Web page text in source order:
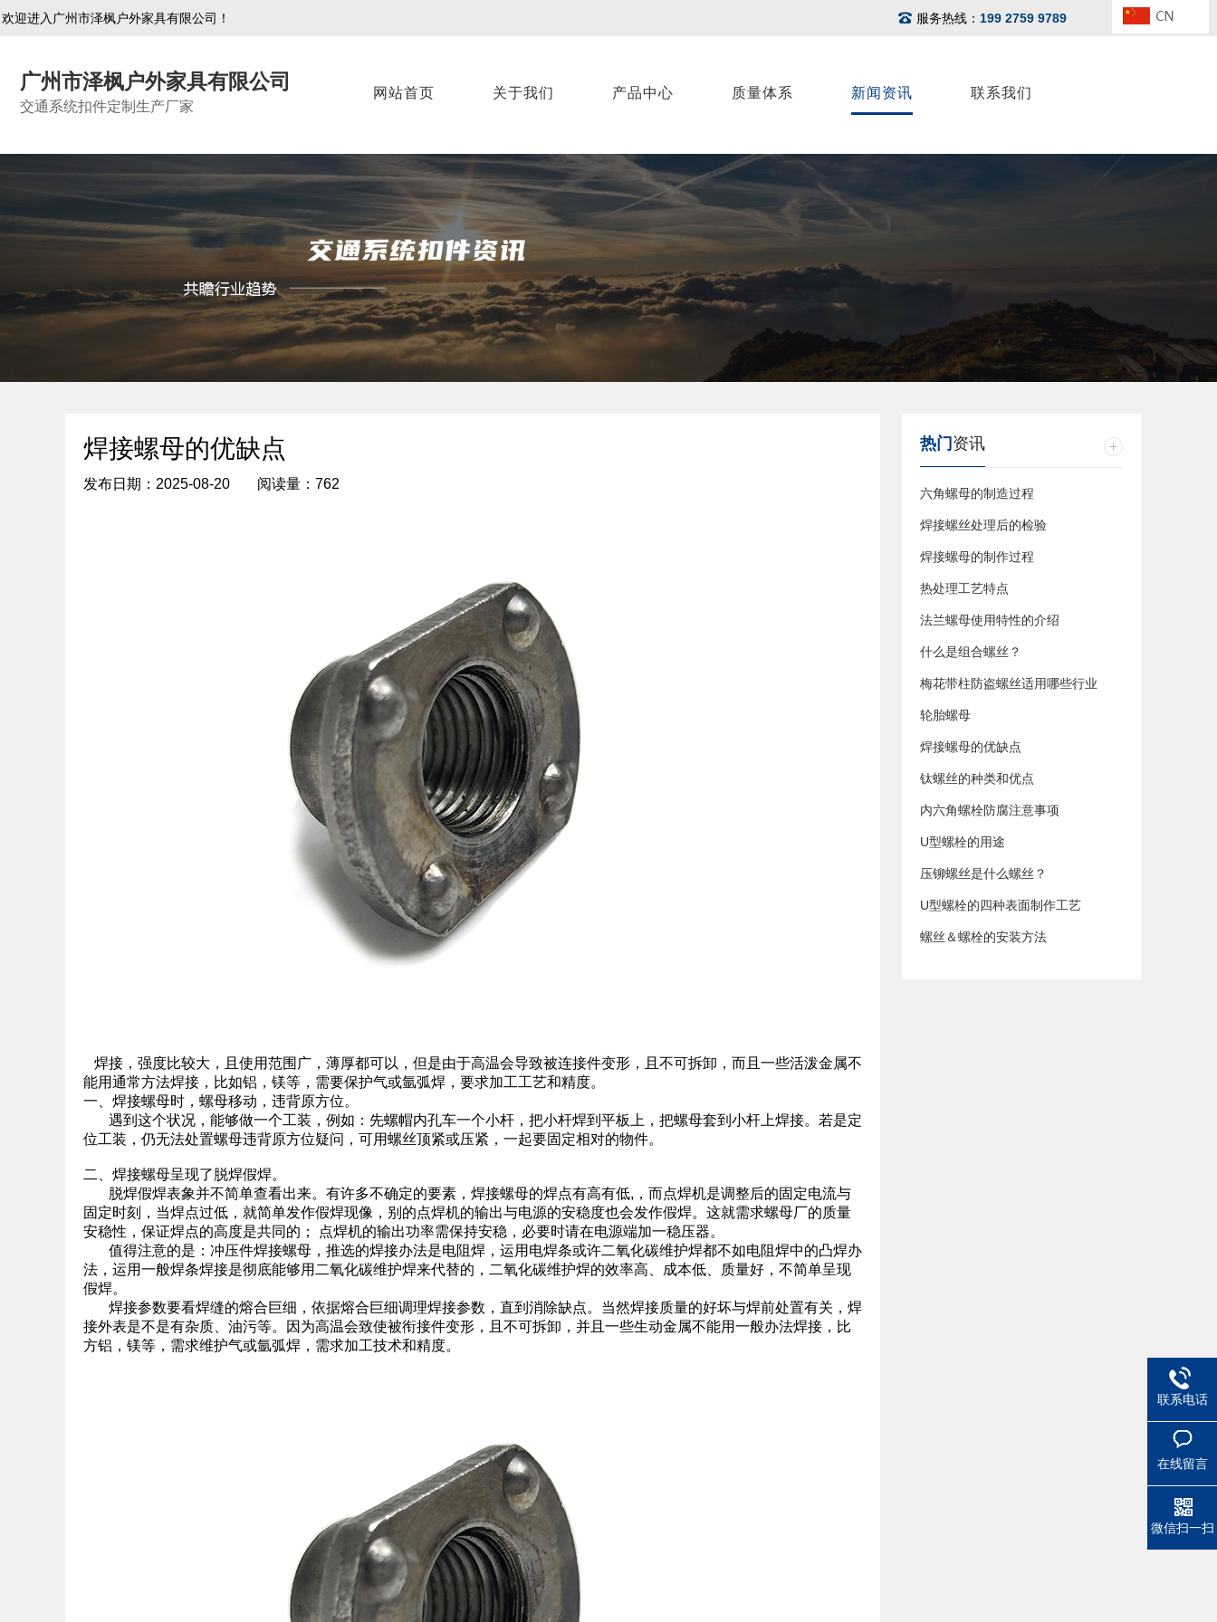
欢迎进入广州市泽枫户外家具有限公司！ 服务热线： 199 2759 9789
广州市泽枫户外家具有限公司
交通系统扣件定制生产厂家
网站首页 关于我们 产品中心 质量体系 新闻资讯 联系我们
焊接螺母的优缺点
发布日期：2025-08-20 阅读量：762
焊接，强度比较大，且使用范围广，薄厚都可以，但是由于高温会导致被连接件变形，且不可拆卸，而且一些活泼金属不
能用通常方法焊接，比如铝，镁等，需要保护气或氩弧焊，要求加工工艺和精度。
一、焊接螺母时，螺母移动，违背原方位。
遇到这个状况，能够做一个工装，例如：先螺帽内孔车一个小杆，把小杆焊到平板上，把螺母套到小杆上焊接。若是定
位工装，仍无法处置螺母违背原方位疑问，可用螺丝顶紧或压紧，一起要固定相对的物件。
二、焊接螺母呈现了脱焊假焊。
脱焊假焊表象并不简单查看出来。有许多不确定的要素，焊接螺母的焊点有高有低,，而点焊机是调整后的固定电流与
固定时刻，当焊点过低，就简单发作假焊现像，别的点焊机的输出与电源的安稳度也会发作假焊。这就需求螺母厂的质量
安稳性，保证焊点的高度是共同的； 点焊机的输出功率需保持安稳，必要时请在电源端加一稳压器。
值得注意的是：冲压件焊接螺母，推选的焊接办法是电阻焊，运用电焊条或许二氧化碳维护焊都不如电阻焊中的凸焊办
法，运用一般焊条焊接是彻底能够用二氧化碳维护焊来代替的，二氧化碳维护焊的效率高、成本低、质量好，不简单呈现
假焊。
焊接参数要看焊缝的熔合巨细，依据熔合巨细调理焊接参数，直到消除缺点。当然焊接质量的好坏与焊前处置有关，焊
接外表是不是有杂质、油污等。因为高温会致使被衔接件变形，且不可拆卸，并且一些生动金属不能用一般办法焊接，比
方铝，镁等，需求维护气或氩弧焊，需求加工技术和精度。
热门 资讯
六角螺母的制造过程
焊接螺丝处理后的检验
焊接螺母的制作过程
热处理工艺特点
法兰螺母使用特性的介绍
什么是组合螺丝？
梅花带柱防盗螺丝适用哪些行业
轮胎螺母
焊接螺母的优缺点
钛螺丝的种类和优点
内六角螺栓防腐注意事项
U型螺栓的用途
压铆螺丝是什么螺丝？
U型螺栓的四种表面制作工艺
螺丝＆螺栓的安装方法
联系电话
在线留言
微信扫一扫